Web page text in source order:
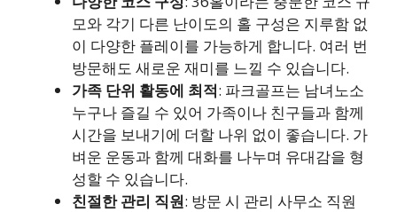
모와 각기 다른 난이도의 홀 구성은 지루함 없
이 다양한 플레이를 가능하게 합니다. 여러 번
방문해도 새로운 재미를 느낄 수 있습니다.
가족 단위 활동에 최적: 파크골프는 남녀노소
누구나 즐길 수 있어 가족이나 친구들과 함께
시간을 보내기에 더할 나위 없이 좋습니다. 가
벼운 운동과 함께 대화를 나누며 유대감을 형
성할 수 있습니다.
친절한 관리 직원: 방문 시 관리 사무소 직원